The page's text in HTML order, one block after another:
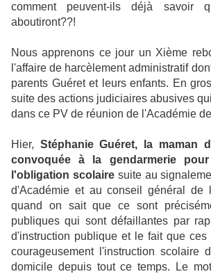
comment peuvent-ils déjà savoir
aboutiront??!
Nous apprenons ce jour un Xième
l'affaire de harcèlement administratif
parents Guéret et leurs enfants. En
suite des actions judiciaires abusives
dans ce PV de réunion de l'Académie
Hier, Stéphanie Guéret, la maman
convoquée à la gendarmerie
l'obligation scolairesuite au
d'Académie et au conseil général de
quand on sait que ce sont
publiques qui sont défaillantes par
d'instruction publique et le fait que ces
courageusement l'instruction scolaire
domicile depuis tout ce temps. Le